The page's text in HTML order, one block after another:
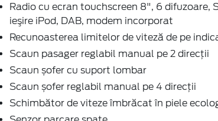
Radio cu ecran touchscreen 8", 6 difuzoare,
ieşire iPod, DAB, modem incorporat
Recunoasterea limitelor de viteză de pe
Scaun pasager reglabil manual pe 2 direcţii
Scaun șofer cu suport lombar
Scaun șofer reglabil manual pe 4 direcţii
Schimbător de viteze îmbrăcat în piele